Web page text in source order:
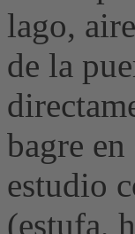
lago,
de la
bagre
estudio
(estufa,